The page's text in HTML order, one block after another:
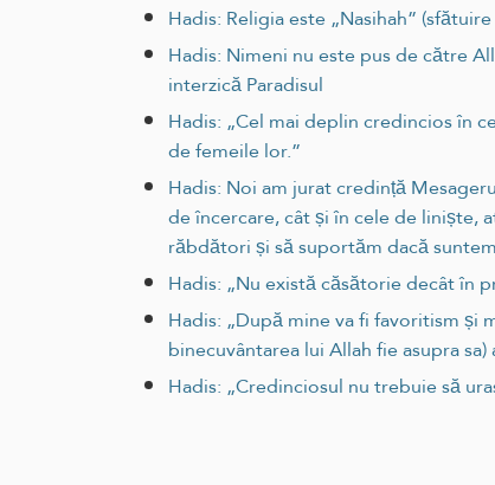
Hadis: Religia este „Nasihah”
Hadis: Nimeni nu este pus de către
interzică Paradisul
Hadis: „Cel mai deplin credincios în
de femeile lor.”
Hadis: Noi am jurat credință
de încercare, cât și în cele de liniște,
răbdători și să suportăm dacă
Hadis: „Nu există căsătorie decât în
Hadis: „După mine va fi favoritism și
binecuvântarea lui Allah fie asupra
Hadis: „Credinciosul nu trebuie să